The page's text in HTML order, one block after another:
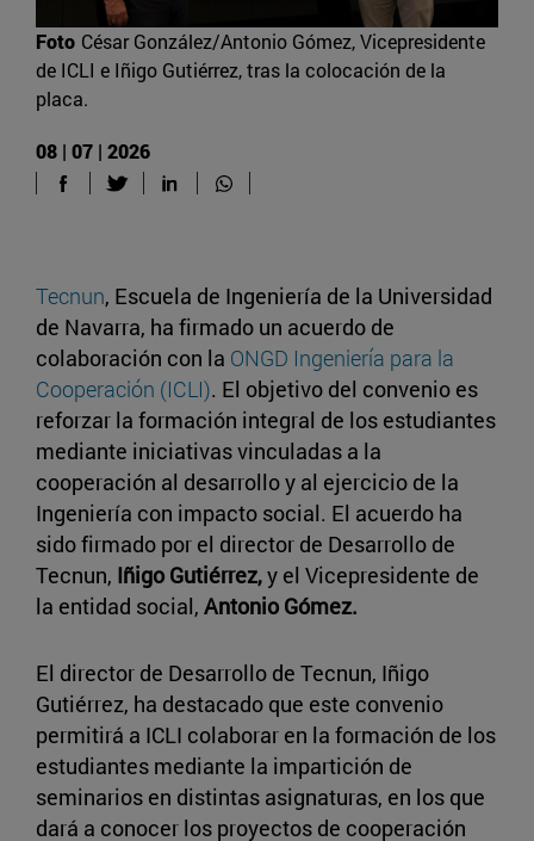
Foto César González/Antonio Gómez, Vicepresidente
de ICLI e Iñigo Gutiérrez, tras la colocación de la
placa.
08 | 07 | 2026
Tecnun, Escuela de Ingeniería de la Universidad
de Navarra, ha firmado un acuerdo de
colaboración con la ONGD Ingeniería para la
Cooperación (ICLI). El objetivo del convenio es
reforzar la formación integral de los estudiantes
mediante iniciativas vinculadas a la
cooperación al desarrollo y al ejercicio de la
Ingeniería con impacto social. El acuerdo ha
sido firmado por el director de Desarrollo de
Tecnun, Iñigo Gutiérrez,y el Vicepresidente de
la entidad social, Antonio Gómez.
El director de Desarrollo de Tecnun, Iñigo
Gutiérrez, ha destacado que este convenio
permitirá a ICLI colaborar en la formación de los
estudiantes mediante la impartición de
seminarios en distintas asignaturas, en los que
dará a conocer los proyectos de cooperación